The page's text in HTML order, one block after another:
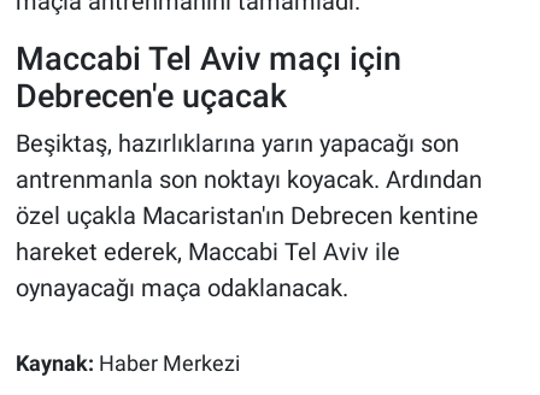
Maccabi Tel Aviv maçı için
Debrecen'e uçacak
Beşiktaş, hazırlıklarına yarın yapacağı son
antrenmanla son noktayı koyacak. Ardından
özel uçakla Macaristan'ın Debrecen kentine
hareket ederek, Maccabi Tel Aviv ile
oynayacağı maça odaklanacak.
Kaynak: Haber Merkezi